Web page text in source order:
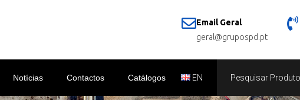
Email Geral
geral@grupospd.pt
Notícias Contactos Catálogos EN